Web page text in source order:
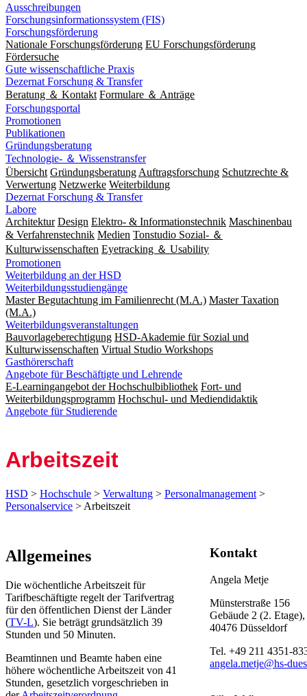
Ausschreibungen
Forschungsinformationssystem (FIS)
Forschungsförderung
Nationale Forschungsförderung EU Forschungsförderung
Fördersuche
Gute wissenschaftliche Praxis
Dezernat Forschung & Transfer
Beratung ＆ Kontakt Formulare ＆ Anträge
Forschungsportal
Promotionen
Publikationen
Gründungsberatung
Technologie- ＆ Wissenstransfer
Übersicht Gründungsberatung Auftragsforschung Schutzrechte &
Verwertung Netzwerke Weiterbildung
Dezernat Forschung & Transfer
Labore
Architektur Design Elektro- & Informationstechnik Maschinenbau
& Verfahrenstechnik Medien Tonstudio Sozial- ＆
Kulturwissenschaften Eyetracking ＆ Usability
Promotionen
Weiterbildung an der HSD
Weiterbildungsstudiengänge
Master Begutachtung im Familienrecht (M.A.) Master Taxation
(M.A.)
Weiterbildungsveranstaltungen
Bauvorlageberechtigung HSD-Akademie für Sozial und
Kulturwissenschaften Virtual Studio Workshops
Gasthörerschaft
Angebote für Beschäftigte und Lehrende
E-Learningangebot der Hochschulbibliothek Fort- und
Weiterbildungsprogramm Hochschul- und Mediendidaktik
Angebote für Studierende
Ar­beits­zeit
HSD > Hochschule > Verwaltung > Personalmanagement >
Personalservice > Arbeitszeit
​​​​​​​​Allgemeines
Die wöchentliche Arbeitszeit für
Tarifbeschäftigte regelt der Tarifvertrag
für den öffentlichen Dienst der Länder
(TV-L). Sie beträgt grundsätzlich 39
Stunden und 50 Minuten.
Beamtinnen und Beamte haben eine
höhere wöchentliche Arbeitszeit von 41
Stunden, gesetzlich vorgeschrieben in
​Kontakt
Angela Metje
Münsterstraße 156
Gebäude 2 (2.
40476 Düsseldorf
Tel. +49 211 4351-
angela.metje@hs-